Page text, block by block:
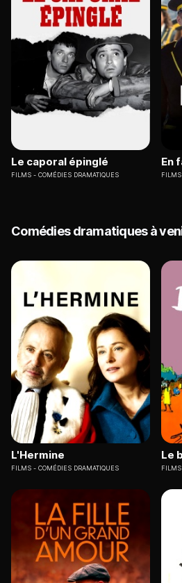
Le caporal épinglé
FILMS COMÉDIES DRAMATIQUES
En
FILMS
Comédies dramatiques à
L'Hermine
FILMS COMÉDIES DRAMATIQUES
Le
FILMS